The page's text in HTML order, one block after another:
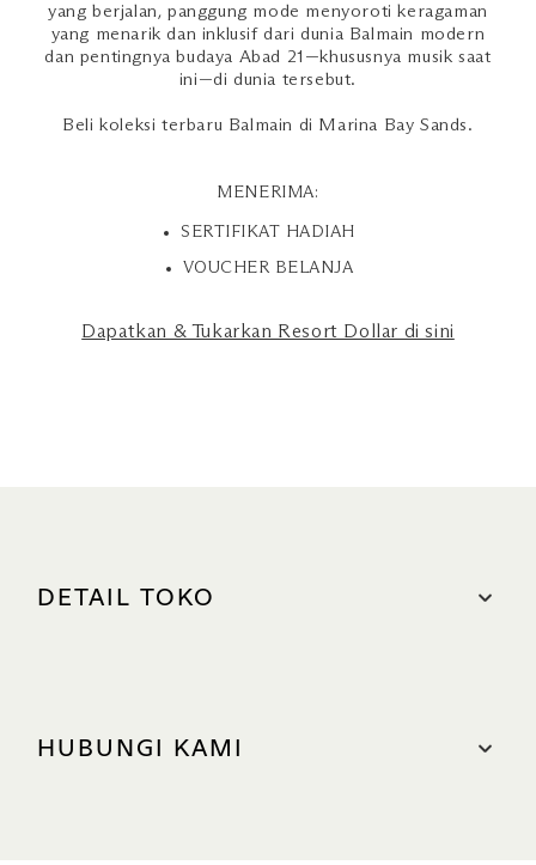
yang berjalan, panggung mode menyoroti keragaman
yang menarik dan inklusif dari dunia Balmain modern
dan pentingnya budaya Abad 21—khususnya musik saat
ini—di dunia tersebut.
Beli koleksi terbaru Balmain di Marina Bay Sands.
MENERIMA:
SERTIFIKAT HADIAH
VOUCHER BELANJA
Dapatkan & Tukarkan Resort Dollar di sini
DETAIL TOKO
Tempat parkir terdekat: South (Blue Zone)
HUBUNGI KAMI